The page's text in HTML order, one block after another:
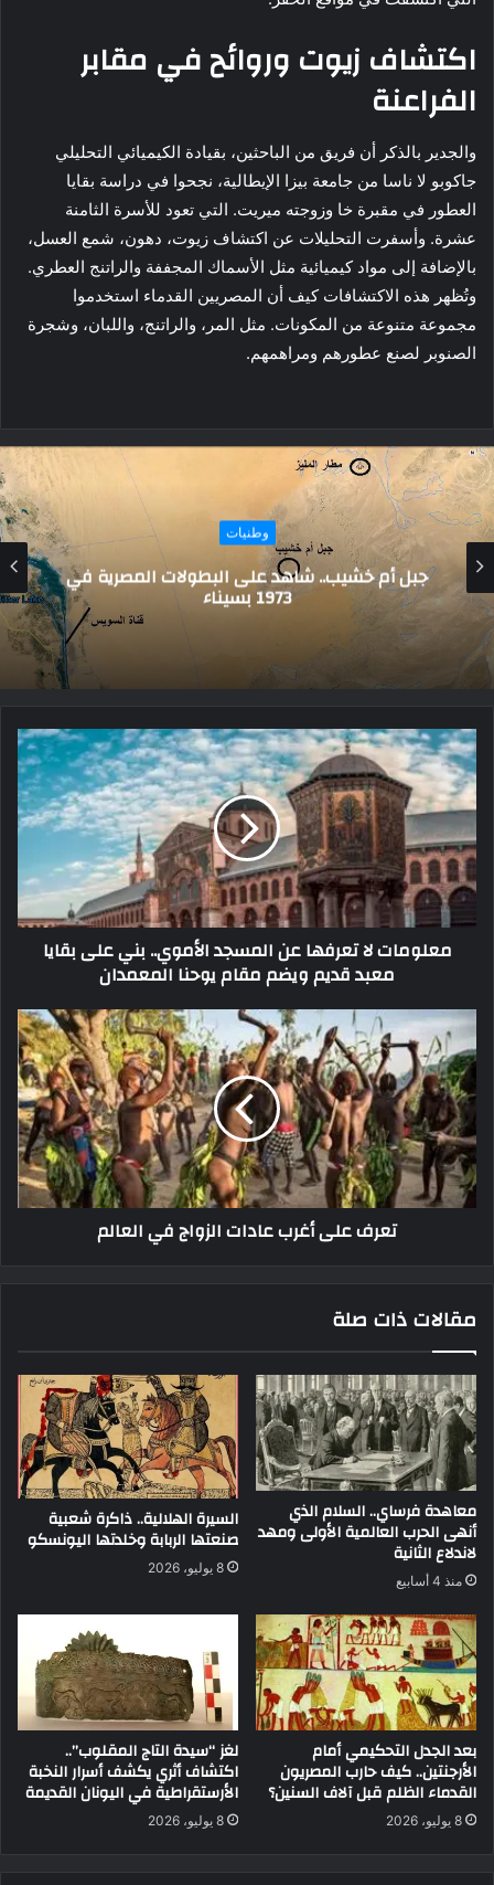
اكتشاف زيوت وروائح في مقابر
الفراعنة
والجدير بالذكر أن فريق من الباحثين، بقيادة الكيميائي التحليلي
جاكوبو لا ناسا من جامعة بيزا الإيطالية، نجحوا في دراسة بقايا
العطور في مقبرة خا وزوجته ميريت. التي تعود للأسرة الثامنة
عشرة. وأسفرت التحليلات عن اكتشاف زيوت، دهون، شمع العسل،
بالإضافة إلى مواد كيميائية مثل الأسماك المجففة والراتنج العطري.
وتُظهر هذه الاكتشافات كيف أن المصريين القدماء استخدموا
مجموعة متنوعة من المكونات. مثل المر، والراتنج، واللبان، وشجرة
الصنوبر لصنع عطورهم ومراهمهم.
تاريخ ومزارات
“مدفع رمضان” صدفة محيرة بين سلطان وخديوي..
اعرف القصة
معلومات لا تعرفها عن المسجد الأموي.. بني على بقايا
معبد قديم ويضم مقام يوحنا المعمدان
تعرف على أغرب عادات الزواج في العالم
مقالات ذات صلة
معاهدة فرساي.. السلام الذي
أنهى الحرب العالمية الأولى ومهد
لاندلاع الثانية
منذ 4 أسابيع
السيرة الهلالية.. ذاكرة شعبية
صنعتها الربابة وخلدتها اليونسكو
8 يوليو، 2026
بعد الجدل التحكيمي أمام
الأرجنتين.. كيف حارب المصريون
القدماء الظلم قبل آلاف السنين؟
8 يوليو، 2026
لغز “سيدة التاج المقلوب”..
اكتشاف أثري يكشف أسرار النخبة
الأرستقراطية في اليونان القديمة
8 يوليو، 2026